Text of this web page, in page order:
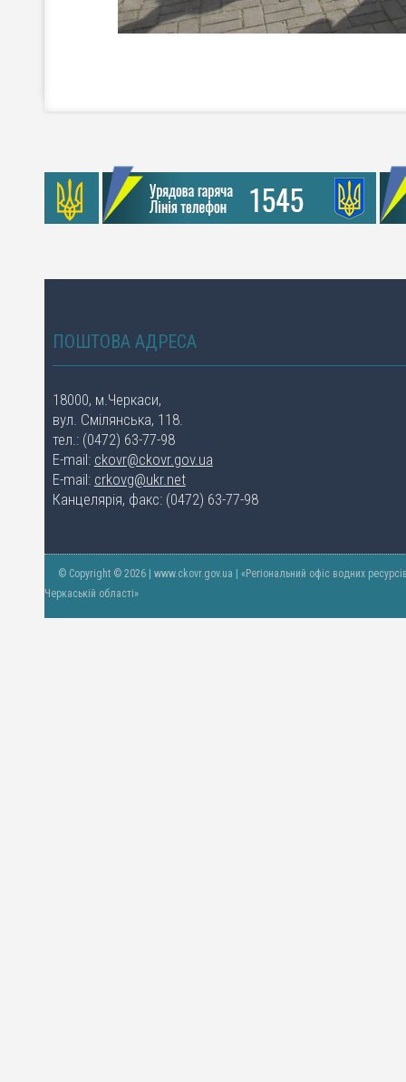
ПОШТОВА АДРЕСА
18000, м.Черкаси,
вул. Смілянська, 118.
тел.: (0472) 63-77-98
E-mail: ckovr@ckovr.gov.ua
E-mail: crkovg@ukr.net
Канцелярія, факс: (0472) 63-77-98
© Copyright © 2026 | www.ckovr.gov.ua | «Регіональний офіс водних
Черкаській області»